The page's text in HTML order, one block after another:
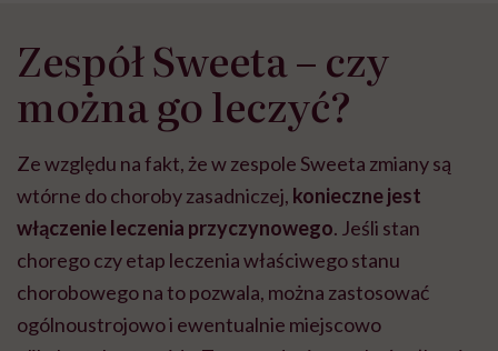
Zespół Sweeta – czy
można go leczyć?
Ze względu na fakt, że w zespole Sweeta zmiany są
wtórne do choroby zasadniczej, konieczne jest
włączenie leczenia przyczynowego. Jeśli stan
chorego czy etap leczenia właściwego stanu
chorobowego na to pozwala, można zastosować
ogólnoustrojowo i ewentualnie miejscowo